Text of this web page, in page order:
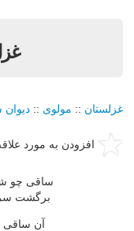
غزلستان :: مولوی ::
افزودن به مورد
ساقی چو
برگشت
آن ساقی